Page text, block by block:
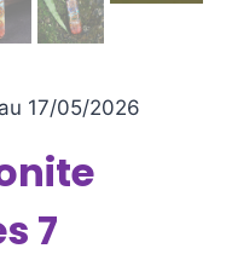
17/05/2026
7